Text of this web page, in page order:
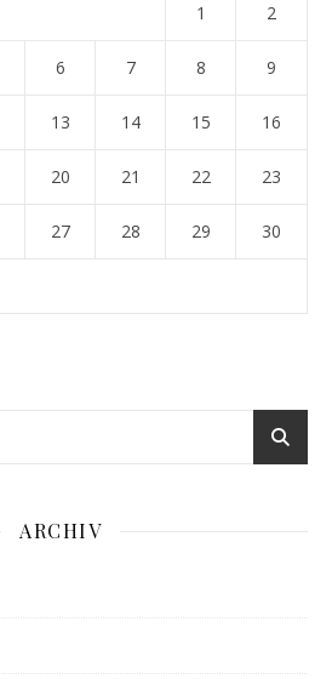
1 2
6 7 8 9
13 14 15 16
20 21 22 23
27 28 29 30
ARCHIV